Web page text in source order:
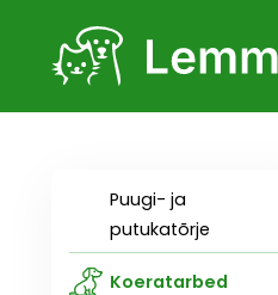
Puugi- ja
putukatõrje
Koeratarbed